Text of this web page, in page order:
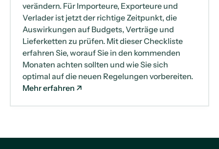
verändern. Für Importeure, Exporteure und
Verlader ist jetzt der richtige Zeitpunkt, die
Auswirkungen auf Budgets, Verträge und
Lieferketten zu prüfen. Mit dieser Checkliste
erfahren Sie, worauf Sie in den kommenden
Monaten achten sollten und wie Sie sich
optimal auf die neuen Regelungen vorbereiten.
Mehr erfahren